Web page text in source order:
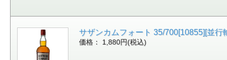
サザンカムフォート 35/700[10855][並行
価格： 1,880円(税込)